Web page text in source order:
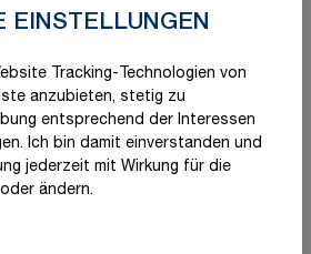
EINSTELLUNGEN
Tracking-Technologien von
anzubieten, stetig zu
entsprechend der Interessen
Ich bin damit einverstanden und
jederzeit mit Wirkung für die
ändern.